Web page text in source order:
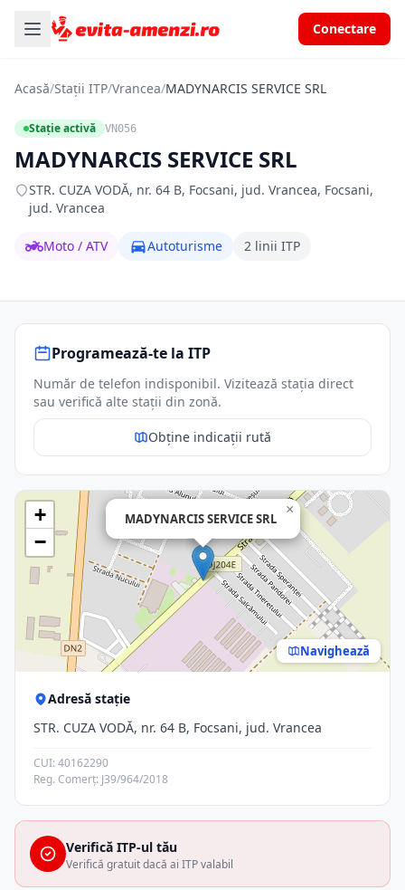
Conectare
Acasă/Stații ITP/Vrancea/MADYNARCIS SERVICE SRL
Stație activă VN056
MADYNARCIS SERVICE SRL
STR. CUZA VODĂ, nr. 64 B, Focsani, jud. Vrancea, Focsani,
jud. Vrancea
Moto / ATV Autoturisme 2 linii ITP
Programează-te la ITP
Număr de telefon indisponibil. Vizitează stația direct
sau verifică alte stații din zonă.
Obține indicații rută
MADYNARCIS SERVICE SRL
×
+
−
Navighează
Adresă stație
STR. CUZA VODĂ, nr. 64 B, Focsani, jud. Vrancea
CUI: 40162290
Reg. Comerț: J39/964/2018
Verifică ITP-ul tău
Verifică gratuit dacă ai ITP valabil